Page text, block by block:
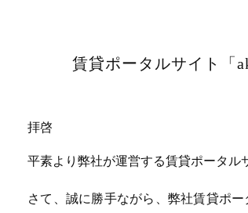
賃貸ポータルサイト「
拝啓
平素より弊社が運営する賃貸ポータル
さて、誠に勝手ながら、弊社賃貸ポー